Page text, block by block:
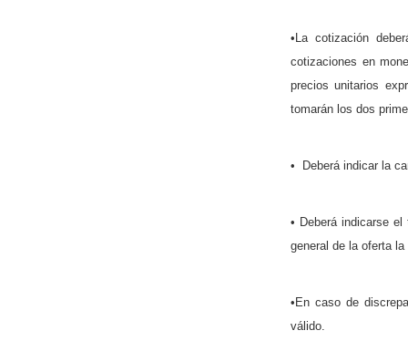
•La cotización
cotizaciones en
precios unitarios
tomarán los dos
• Deberá indicar la
• Deberá indicarse
general de la oferta
•En caso de
válido.